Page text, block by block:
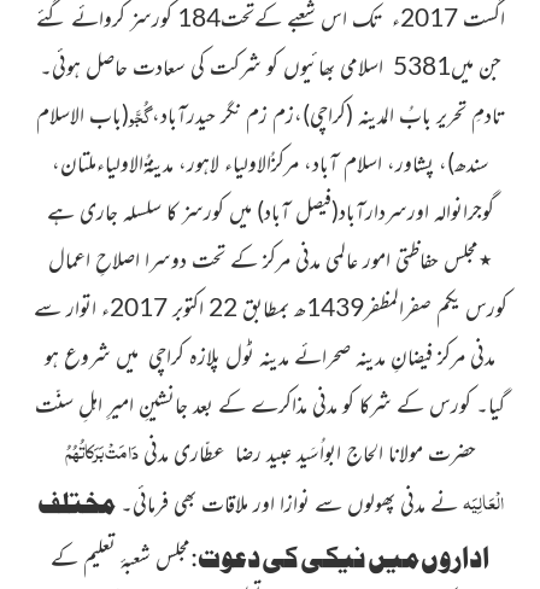
اگست 2017ء
تک اس شعبے کےتحت184 کورسز کروائے گئے
جن میں5381
اسلامی بھائیوں کو شرکت کی سعادت حاصل ہوئی۔
تادمِ تحریر بابُ المدینہ (کراچی)،زم زم نگر حیدرآباد،گُجَّو(باب الاسلام
سندھ)، پشاور، اسلام آباد، مرکزُالاولیاء لاہور، مدینۃُالاولیاءملتان،
گوجرانوالہ اورسردارآباد(فیصل آباد) میں کورسز کا سلسلہ جاری ہے
٭مجلس حفاظتی امور عالمی مدنی مرکز کے تحت دوسرا اصلاحِ اعمال
کورس يکم صفرالمظفر1439ھ بمطابق 22 اکتوبر 2017ء اتوار سے
مدنی مركز فيضانِ مدينہ صحرائے مدينہ ٹول پلازہ کراچی ميں شروع ہو
گيا۔ کورس کے شرکا کو مدنی مذاکرے کے بعدجانشینِ امیرِ اہلِ سنّت
حضرت مولانا الحاج ابواُسَید عبید رضا عطّاری مدنیدَامَتْ بَرَکاتُہُمُ
الْعَالِیَہنے مدنی پھولوں سے نوازا اور ملاقات بھی فرمائی۔مختلف
اداروں میں نیکی کی دعوت:مجلس شعبۂ تعلیم کے